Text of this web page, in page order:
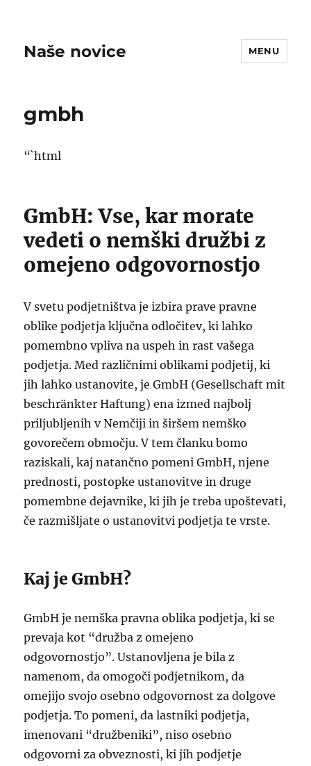
Naše novice MENU
gmbh
“`html
GmbH: Vse, kar morate
vedeti o nemški družbi z
omejeno odgovornostjo
V svetu podjetništva je izbira prave pravne
oblike podjetja ključna odločitev, ki lahko
pomembno vpliva na uspeh in rast vašega
podjetja. Med različnimi oblikami podjetij, ki
jih lahko ustanovite, je GmbH (Gesellschaft mit
beschränkter Haftung) ena izmed najbolj
priljubljenih v Nemčiji in širšem nemško
govorečem območju. V tem članku bomo
raziskali, kaj natančno pomeni GmbH, njene
prednosti, postopke ustanovitve in druge
pomembne dejavnike, ki jih je treba upoštevati,
če razmišljate o ustanovitvi podjetja te vrste.
Kaj je GmbH?
GmbH je nemška pravna oblika podjetja, ki se
prevaja kot “družba z omejeno
odgovornostjo”. Ustanovljena je bila z
namenom, da omogoči podjetnikom, da
omejijo svojo osebno odgovornost za dolgove
podjetja. To pomeni, da lastniki podjetja,
imenovani “družbeniki”, niso osebno
odgovorni za obveznosti, ki jih podjetje